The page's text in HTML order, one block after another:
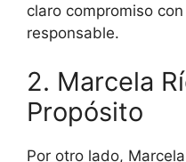
claro compromiso
responsable.
2. Marcela
Propósito
Por otro lado,